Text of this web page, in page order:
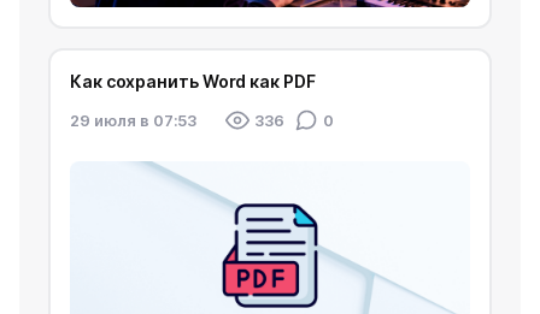
Как сохранить Word как PDF
29 июля в 07:53 336 0